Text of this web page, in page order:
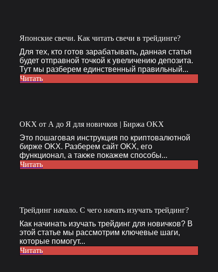
Японские свечи. Как читать свечи в трейдинге?
Для тех, кто готов зарабатывать, данная статья
будет отправной точкой к увеличению депозита.
Тут мы разберем единственный правильный...
Читать
OKX от А до Я для новичков | Биржа OKX
Это пошаговая инструкция по криптовалютной
бирже OKX. Разберем сайт OKX, его
функционал, а также покажем способы...
Читать
Трейдинг начало. С чего начать изучать трейдинг?
Как начинать изучать трейдинг для новичков? В
этой статье мы рассмотрим ключевые шаги,
которые помогут...
Читать